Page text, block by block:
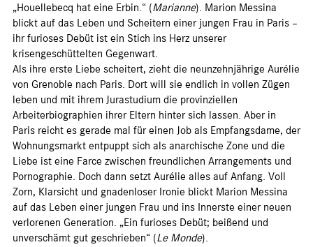
„Houellebecq hat eine Erbin.“ (Marianne). Marion Messina
blickt auf das Leben und Scheitern einer jungen Frau in Paris –
ihr furioses Debüt ist ein Stich ins Herz unserer
krisengeschüttelten Gegenwart.
Als ihre erste Liebe scheitert, zieht die neunzehnjährige Aurélie
von Grenoble nach Paris. Dort will sie endlich in vollen Zügen
leben und mit ihrem Jurastudium die provinziellen
Arbeiterbiographien ihrer Eltern hinter sich lassen. Aber in
Paris reicht es gerade mal für einen Job als Empfangsdame, der
Wohnungsmarkt entpuppt sich als anarchische Zone und die
Liebe ist eine Farce zwischen freundlichen Arrangements und
Pornographie. Doch dann setzt Aurélie alles auf Anfang. Voll
Zorn, Klarsicht und gnadenloser Ironie blickt Marion Messina
auf das Leben einer jungen Frau und ins Innerste einer neuen
verlorenen Generation. „Ein furioses Debüt; beißend und
unverschämt gut geschrieben“ (Le Monde).